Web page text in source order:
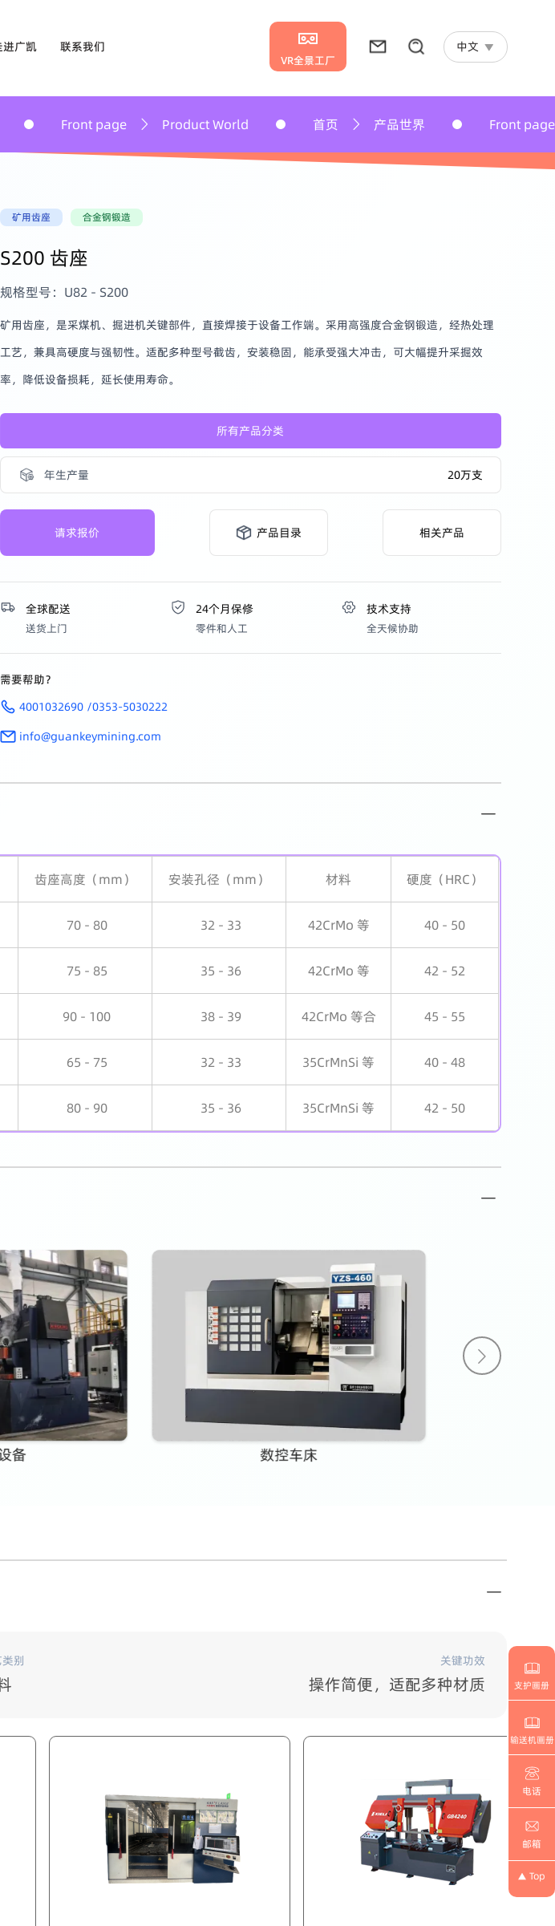
探索产品中心
进广凯
公司简介
发展历程
联系我们
联系方式
VR全景工厂
中文
支护画册
输送机画册
电话
邮箱
Top
Product World 首页 产品世界 Front page Product World
矿用齿座 合金钢锻造
S200 齿座
规格型号：U82 - S200
矿用齿座，是采煤机、掘进机关键部件，直接焊接于设备工作端。采用高强度合金钢锻造，经热处理
工艺，兼具高硬度与强韧性。适配多种型号截齿，安装稳固，能承受强大冲击，可大幅提升采掘效
率，降低设备损耗，延长使用寿命。
所有产品分类
年生产量 20万支
请求报价 产品目录 相关产品
全球配送
送货上门
24个月保修
零件和人工
技术支持
全天候协助
需要帮助？
4001032690 /0353-5030222
info@guankeymining.com
齿座高度（mm） 安装孔径（mm） 材料 硬度（HRC）
70 - 80 32 - 33 42CrMo 等 40 - 50
75 - 85 35 - 36 42CrMo 等 42 - 52
90 - 100 38 - 39 42CrMo 等合 45 - 55
65 - 75 32 - 33 35CrMnSi 等 40 - 48
80 - 90 35 - 36 35CrMnSi 等 42 - 50
别 关键功效
操作简便，适配多种材质